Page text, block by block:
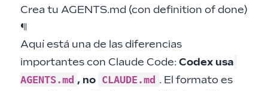
Crea tu AGENTS.md (con definition of done)
¶
Aquí está una de las diferencias
importantes con Claude Code: Codex usa
AGENTS.md , no CLAUDE.md . El formato es